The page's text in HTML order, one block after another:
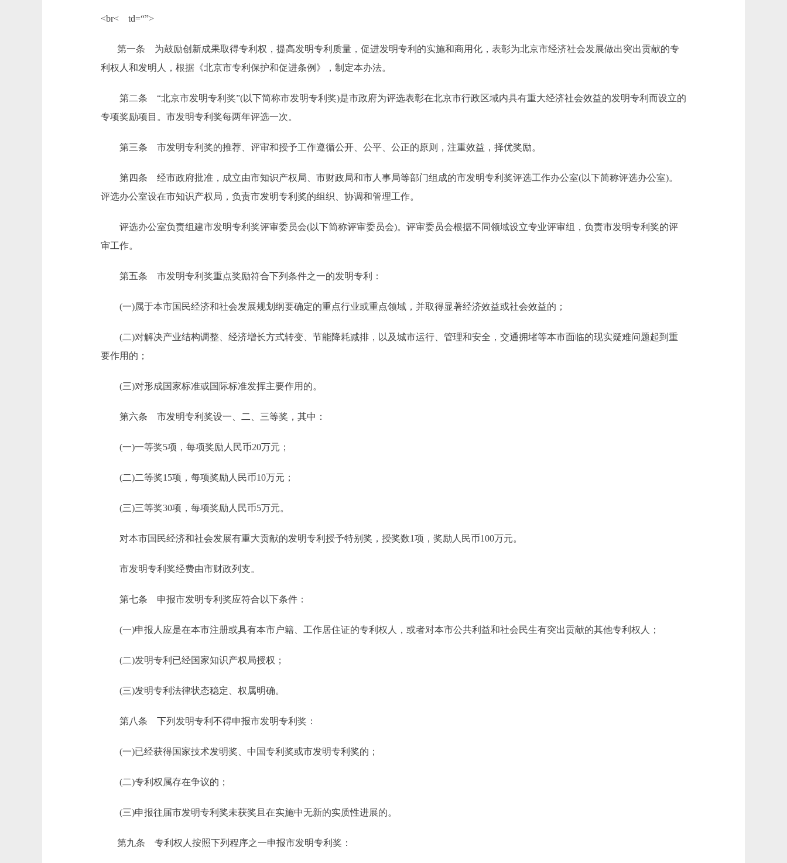
<br< td=“”>
第一条 为鼓励创新成果取得专利权，提高发明专利质量，促进发明专利的实施和商用化，表彰为北京市经济社会发展做出突出贡献的专
利权人和发明人，根据《北京市专利保护和促进条例》，制定本办法。
第二条 “北京市发明专利奖”(以下简称市发明专利奖)是市政府为评选表彰在北京市行政区域内具有重大经济社会效益的发明专利而设立的
专项奖励项目。市发明专利奖每两年评选一次。
第三条 市发明专利奖的推荐、评审和授予工作遵循公开、公平、公正的原则，注重效益，择优奖励。
第四条 经市政府批准，成立由市知识产权局、市财政局和市人事局等部门组成的市发明专利奖评选工作办公室(以下简称评选办公室)。
评选办公室设在市知识产权局，负责市发明专利奖的组织、协调和管理工作。
评选办公室负责组建市发明专利奖评审委员会(以下简称评审委员会)。评审委员会根据不同领域设立专业评审组，负责市发明专利奖的评
审工作。
第五条 市发明专利奖重点奖励符合下列条件之一的发明专利：
(一)属于本市国民经济和社会发展规划纲要确定的重点行业或重点领域，并取得显著经济效益或社会效益的；
(二)对解决产业结构调整、经济增长方式转变、节能降耗减排，以及城市运行、管理和安全，交通拥堵等本市面临的现实疑难问题起到重
要作用的；
(三)对形成国家标准或国际标准发挥主要作用的。
第六条 市发明专利奖设一、二、三等奖，其中：
(一)一等奖5项，每项奖励人民币20万元；
(二)二等奖15项，每项奖励人民币10万元；
(三)三等奖30项，每项奖励人民币5万元。
对本市国民经济和社会发展有重大贡献的发明专利授予特别奖，授奖数1项，奖励人民币100万元。
市发明专利奖经费由市财政列支。
第七条 申报市发明专利奖应符合以下条件：
(一)申报人应是在本市注册或具有本市户籍、工作居住证的专利权人，或者对本市公共利益和社会民生有突出贡献的其他专利权人；
(二)发明专利已经国家知识产权局授权；
(三)发明专利法律状态稳定、权属明确。
第八条 下列发明专利不得申报市发明专利奖：
(一)已经获得国家技术发明奖、中国专利奖或市发明专利奖的；
(二)专利权属存在争议的；
(三)申报往届市发明专利奖未获奖且在实施中无新的实质性进展的。
第九条 专利权人按照下列程序之一申报市发明专利奖：